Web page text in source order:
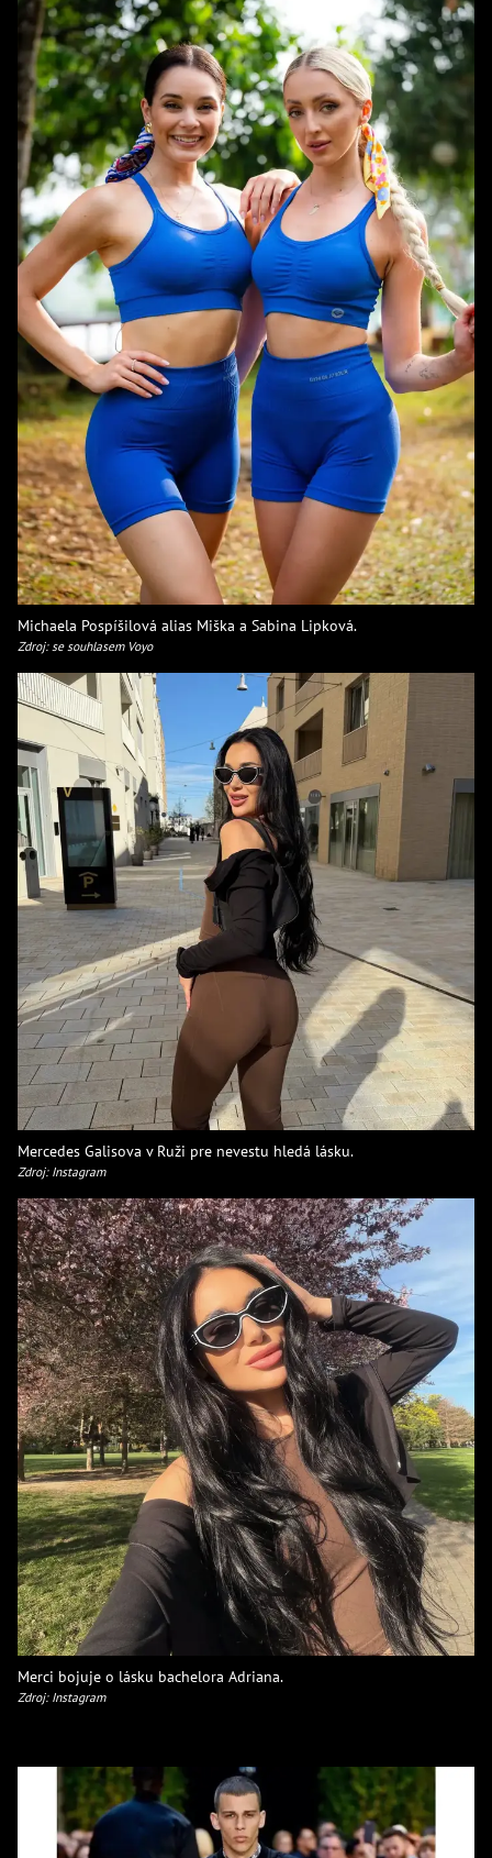
Michaela Pospíšilová alias Miška a Sabina Lipková.
Zdroj: se souhlasem Voyo
Mercedes Galisova v Ruži pre nevestu hledá lásku.
Zdroj: Instagram
Merci bojuje o lásku bachelora Adriana.
Zdroj: Instagram